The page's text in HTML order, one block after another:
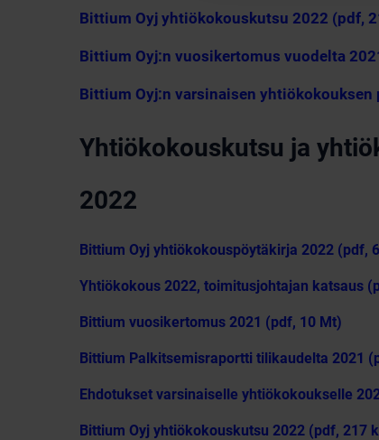
Bittium Oyj yhtiökokouskutsu 2022 (pdf,
Bittium Oyj:n vuosikertomus vuodelta
Bittium Oyj:n varsinaisen yhtiökokouksen
Yhtiökokouskutsu ja
2022
Bittium Oyj yhtiökokouspöytäkirja 2022 (pdf,
Yhtiökokous 2022, toimitusjohtajan katsaus
Bittium vuosikertomus 2021 (pdf, 10 Mt)
Bittium Palkitsemisraportti tilikaudelta 2021
Ehdotukset varsinaiselle yhtiökokoukselle
Bittium Oyj yhtiökokouskutsu 2022 (pdf, 217